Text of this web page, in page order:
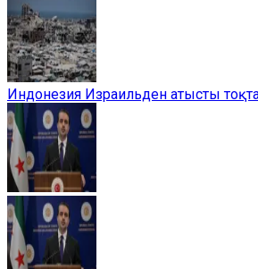
Индонезия Израильден атысты